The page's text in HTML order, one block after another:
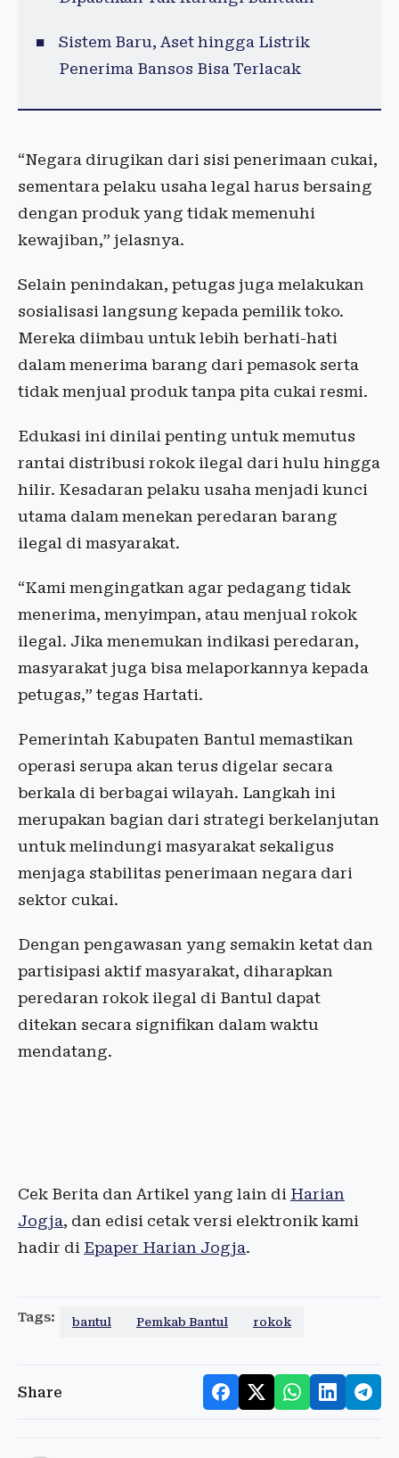
Sistem Baru, Aset hingga Listrik
Penerima Bansos Bisa Terlacak
“Negara dirugikan dari sisi penerimaan cukai,
sementara pelaku usaha legal harus bersaing
dengan produk yang tidak memenuhi
kewajiban,” jelasnya.
Selain penindakan, petugas juga melakukan
sosialisasi langsung kepada pemilik toko.
Mereka diimbau untuk lebih berhati-hati
dalam menerima barang dari pemasok serta
tidak menjual produk tanpa pita cukai resmi.
Edukasi ini dinilai penting untuk memutus
rantai distribusi rokok ilegal dari hulu hingga
hilir. Kesadaran pelaku usaha menjadi kunci
utama dalam menekan peredaran barang
ilegal di masyarakat.
“Kami mengingatkan agar pedagang tidak
menerima, menyimpan, atau menjual rokok
ilegal. Jika menemukan indikasi peredaran,
masyarakat juga bisa melaporkannya kepada
petugas,” tegas Hartati.
Pemerintah Kabupaten Bantul memastikan
operasi serupa akan terus digelar secara
berkala di berbagai wilayah. Langkah ini
merupakan bagian dari strategi berkelanjutan
untuk melindungi masyarakat sekaligus
menjaga stabilitas penerimaan negara dari
sektor cukai.
Dengan pengawasan yang semakin ketat dan
partisipasi aktif masyarakat, diharapkan
peredaran rokok ilegal di Bantul dapat
ditekan secara signifikan dalam waktu
mendatang.
Cek Berita dan Artikel yang lain di Harian
Jogja, dan edisi cetak versi elektronik kami
hadir di Epaper Harian Jogja.
Tags: bantul Pemkab Bantul rokok
Share